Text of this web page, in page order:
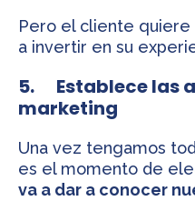
Pero el cliente
a invertir en su
5. Establece las
marketing
Una vez tengamos
es el momento de
va a dar a conocer